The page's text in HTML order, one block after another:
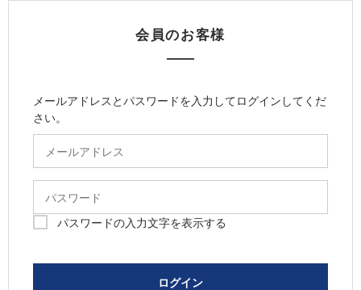
会員のお客様
メールアドレスとパスワードを入力してログインしてくだ
さい。
パスワードの入力文字を表示する